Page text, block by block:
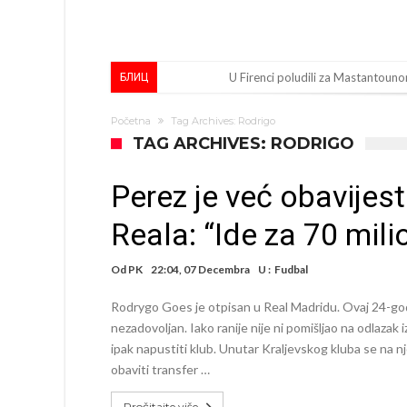
БЛИЦ U Firenci poludili za
Istina konačno isplivala na
Direktor FIA o drami Formule 1:
Koliko traži PSG i koji je
Prva ponuda za Rafaela Leaa –
Veliki udarac za Barcelonu:
Deco nije posjetio Madrid samo
Početna Tag Archives: Rodrigo
TAG ARCHIVES: RODRIGO
Perez je već
Reala: “Ide za 70
Od PK 22:04, 07 Decembra U : Fudbal
Rodrygo Goes je otpisan u Real Madridu. Ovaj 24-
nezadovoljan. Iako ranije nije ni pomišljao na odlazak
ipak napustiti klub. Unutar Kraljevskog kluba se na
obaviti transfer …